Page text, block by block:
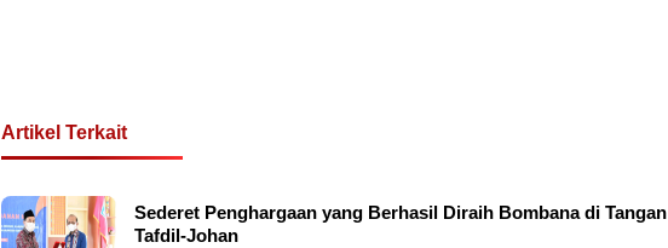
Artikel Terkait
Sederet Penghargaan yang Berhasil Diraih Bombana di Tangan
Tafdil-Johan